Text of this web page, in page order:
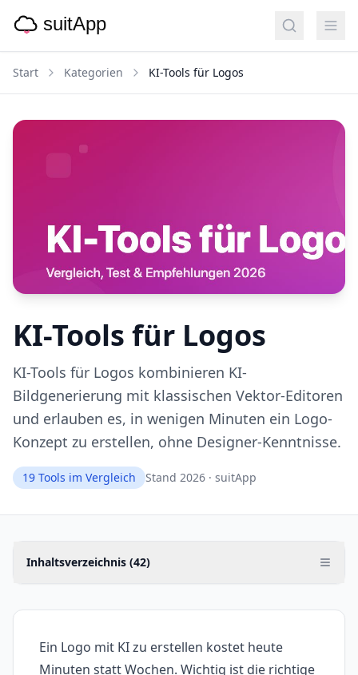
Start Kategorien KI-Tools für Logos
KI-Tools für Logos
KI-Tools für Logos kombinieren KI-
Bildgenerierung mit klassischen Vektor-Editoren
und erlauben es, in wenigen Minuten ein Logo-
Konzept zu erstellen, ohne Designer-Kenntnisse.
19 Tools im Vergleich Stand 2026 · suitApp
Inhaltsverzeichnis (42)
Ein Logo mit KI zu erstellen kostet heute
Minuten statt Wochen. Wichtig ist die richtige